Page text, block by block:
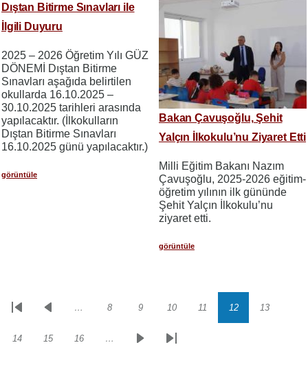
Dıştan Bitirme Sınavları ile
İlgili Duyuru
2025 – 2026 Öğretim Yılı GÜZ
DÖNEMİ Dıştan Bitirme
Sınavları aşağıda belirtilen
okullarda 16.10.2025 –
30.10.2025 tarihleri arasında
yapılacaktır. (İlkokulların
Dıştan Bitirme Sınavları
16.10.2025 günü yapılacaktır.)
görüntüle
Bakan Çavuşoğlu, Şehit
Yalçın İlkokulu’nu Ziyaret Etti
Milli Eğitim Bakanı Nazım
Çavuşoğlu, 2025-2026 eğitim-
öğretim yılının ilk gününde
Şehit Yalçın İlkokulu’nu
ziyaret etti.
görüntüle
Sayfalama
İlk
Önceki… Sayfa
8 Sayfa
9 Sayfa
10 Sayfa
11 Sayfa
12 Sayfa
13
Sayfa
14 Sayfa
15 Sayfa
16 …
SonrakiSon